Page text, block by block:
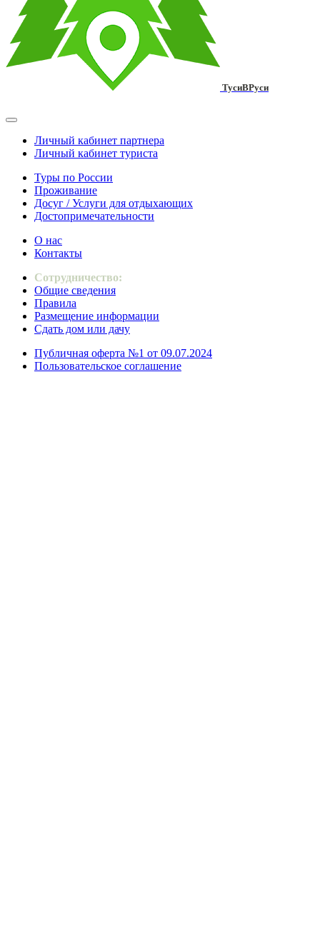
ТусиВРуси
Личный кабинет партнера
Личный кабинет туриста
Туры по России
Проживание
Досуг / Услуги для отдыхающих
Достопримечательности
О нас
Контакты
Сотрудничество:
Общие сведения
Правила
Размещение информации
Сдать дом или дачу
Публичная оферта №1 от 09.07.2024
Пользовательское соглашение